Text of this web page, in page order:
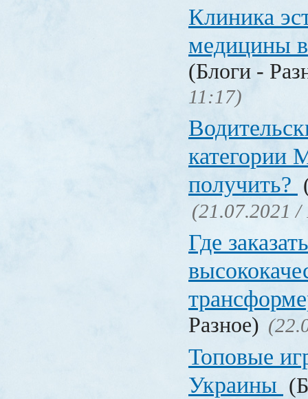
Клиника
медицины
(Блоги -
11:17)
категории
получить?
(21.07.2021 /
Где заказать
Разное)
Топовые
Украины